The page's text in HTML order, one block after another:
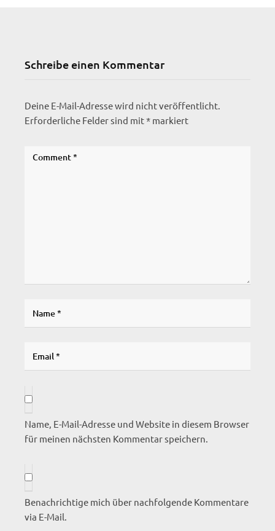
Schreibe einen Kommentar
Deine E-Mail-Adresse wird nicht veröffentlicht.
Erforderliche Felder sind mit* markiert
Name, E-Mail-Adresse und Website in diesem Browser
für meinen nächsten Kommentar speichern.
Benachrichtige mich über nachfolgende Kommentare
via E-Mail.